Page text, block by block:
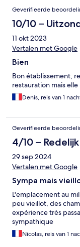
Geverifieerde
10/10 –
11 okt 2023
Vertalen met Google
Bien
Bon établissement,
restauration mais
Denis, reis van 1
Geverifieerde
4/10 – Redelijk
29 sep 2024
Vertalen met Google
Sympa mais
L'emplacement au
peu vieillot, des
expérience très
sympathique
Nicolas, reis van 1